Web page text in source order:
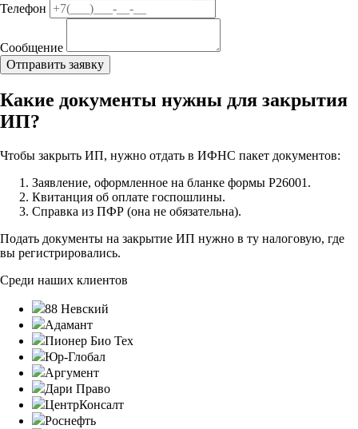
Телефон
Сообщение
Какие документы нужны для закрытия
ИП?
Чтобы закрыть ИП, нужно отдать в ИФНС пакет документов:
Заявление, оформленное на бланке формы Р26001.
Квитанция об оплате госпошлины.
Справка из ПФР (она не обязательна).
Подать документы на закрытие ИП нужно в ту налоговую, где
вы регистрировались.
Среди наших клиентов
88 Невский
Адамант
Пионер Био Тех
Юр-Глобал
Аргумент
Дари Право
ЦентрКонсалт
Роснефть